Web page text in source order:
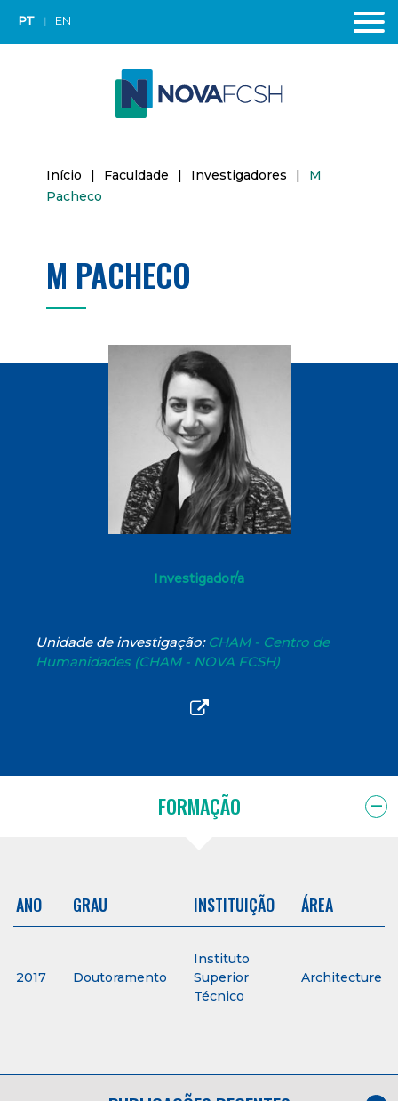
PT EN
Início | Faculdade | Investigadores |
M
Pacheco
M PACHECO
Investigador/a
Unidade de investigação: CHAM - Centro de
Humanidades (CHAM - NOVA FCSH)
FORMAÇÃO
ANO GRAU INSTITUIÇÃO ÁREA
2017 Doutoramento
Instituto
Superior
Técnico
Architecture